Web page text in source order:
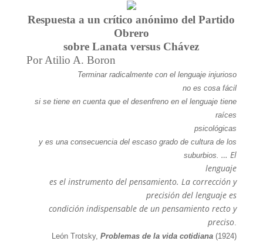
Respuesta a un crítico anónimo del Partido
Obrero
sobre Lanata versus Chávez
Por Atilio A. Boron
Terminar radicalmente con el lenguaje injurioso
no es cosa fácil
si se tiene en cuenta que el desenfreno en el lenguaje tiene
raíces
psicológicas
y es una consecuencia del escaso grado de cultura de los
suburbios. … El
lenguaje
es el instrumento del pensamiento. La corrección y
precisión del lenguaje es
condición indispensable de un pensamiento recto y
preciso
León Trotsky,Problemas de la vida cotidiana(1924)